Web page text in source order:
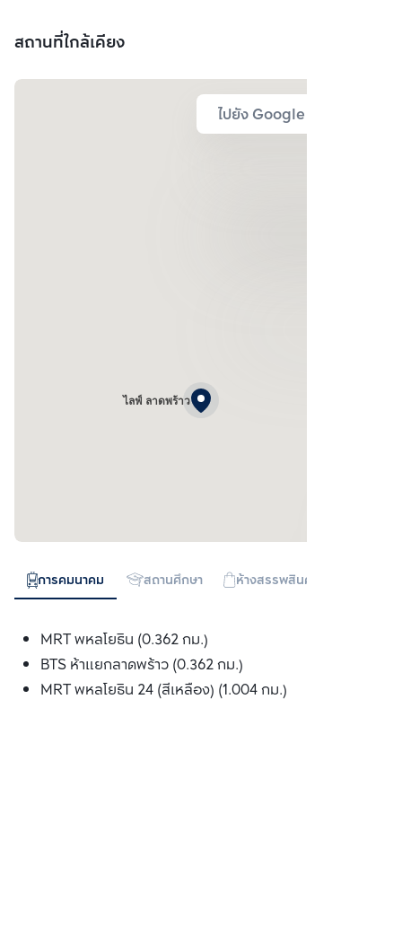
สถานที่ใกล้เคียง
ไปยัง Google Map
ไลฟ์ ลาดพร้าว
การคมนาคม สถานศึกษา ห้างสรรพสินค้า
MRT พหลโยธิน (0.362 กม.)
BTS ห้าแยกลาดพร้าว (0.362 กม.)
MRT พหลโยธิน 24 (สีเหลือง) (1.004 กม.)